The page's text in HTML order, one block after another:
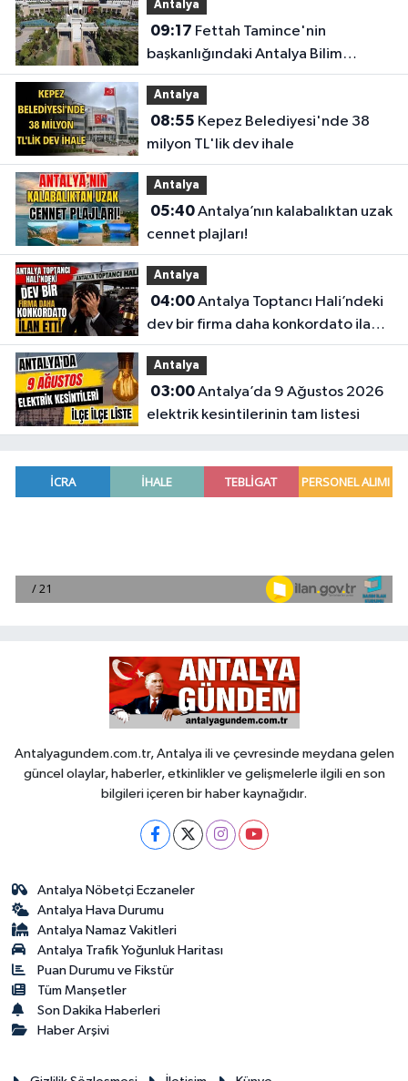
Antalya
09:17
başkanlığındaki Antalya Bilim
Üniversitesi'nde düzen değişti
Antalya
08:55
milyon TL'lik dev ihale
Antalya
05:40Antalya’nın kalabalıktan uzak
cennet plajları!
Antalya
04:00Antalya Toptancı Hali’ndeki
dev bir firma daha konkordato ilan
etti
Antalya
03:00Antalya’da 9 Ağustos 2026
elektrik kesintilerinin tam listesi
Antalyagundem.com.tr, Antalya ili ve çevresinde meydana gelen
güncel olaylar, haberler, etkinlikler ve gelişmelerle ilgili en son
bilgileri içeren bir haber kaynağıdır.
Antalya Nöbetçi Eczaneler
Antalya Hava Durumu
Antalya Namaz Vakitleri
Antalya Trafik Yoğunluk Haritası
Puan Durumu ve Fikstür
Tüm Manşetler
Son Dakika Haberleri
Haber Arşivi